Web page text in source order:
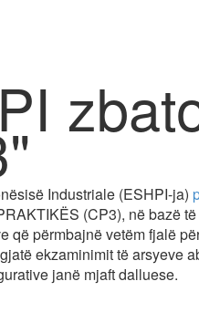
Industriale (ESHPI-ja)
(CP3), në bazë
që përmbajnë vetëm fjalë
ekzaminimit të arsyeve
janë mjaft dalluese.